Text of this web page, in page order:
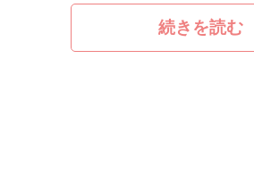
続きを読む